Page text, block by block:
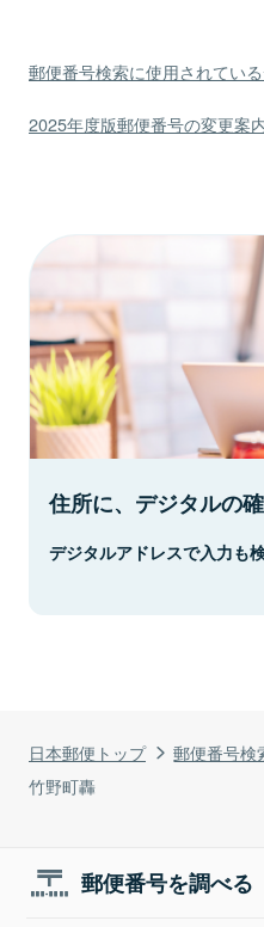
日本郵便トップ 郵便番号検
竹野町轟
郵便番号検索に使用されてい
2025年度版郵便番号の変更案
住所に、デジタルの確
デジタルアドレスで入力も
郵便番号を調べる